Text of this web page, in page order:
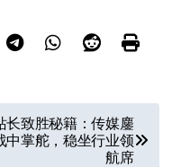
长致胜秘籍：传媒鏖
中掌舵，稳坐行业领
航席